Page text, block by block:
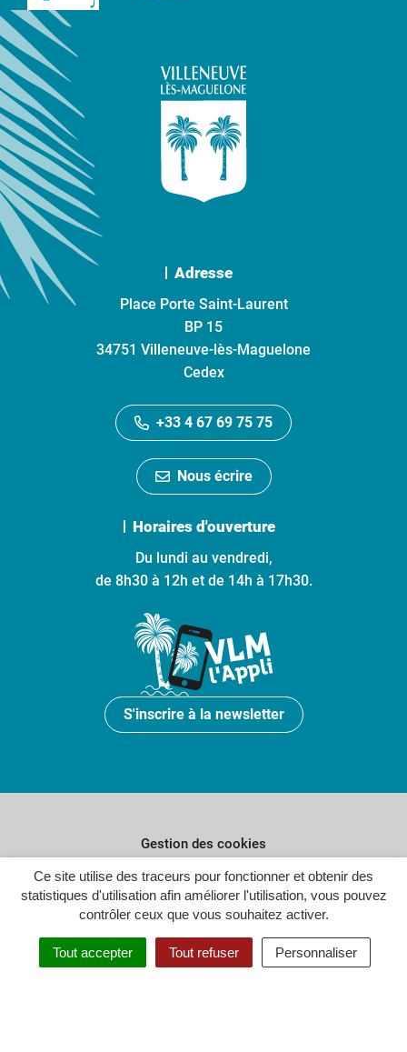
Ce site utilise des traceurs pour fonctionner et obtenir des
statistiques d'utilisation afin améliorer l'utilisation, vous pouvez
contrôler ceux que vous souhaitez activer.
Tout accepter Tout refuser Personnaliser
Adresse
Place Porte Saint-Laurent
BP 15
34751 Villeneuve-lès-Maguelone
Cedex
+33 4 67 69 75 75
Nous écrire
Horaires d'ouverture
Du lundi au vendredi,
de 8h30 à 12h et de 14h à 17h30.
S'inscrire à la newsletter
Gestion des cookies
Plan du site
Politique de confidentialité
Crédits